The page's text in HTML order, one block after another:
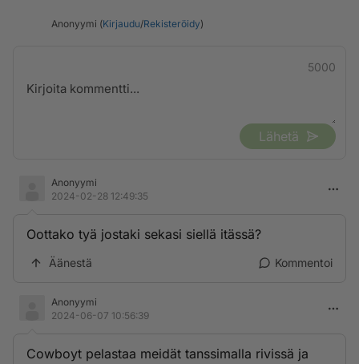
Anonyymi (Kirjaudu/Rekisteröidy)
5000
Lähetä
Anonyymi
2024-02-28 12:49:35
Oottako tyä jostaki sekasi siellä itässä?
Äänestä Kommentoi
Anonyymi
2024-06-07 10:56:39
Cowboyt pelastaa meidät tanssimalla rivissä ja